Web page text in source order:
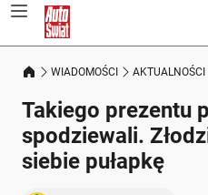
WIADOMOŚCI AKTUALNOŚCI
Takiego prezentu
spodziewali.
siebie pułapkę